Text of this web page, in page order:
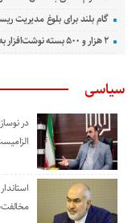
گام بلند برای بلوغ مدیریت
۲ هزار و ۵۰۰ بسته نوشت‌افزار به دانش‌آموزان خوزستان رسید
سیاسی
در